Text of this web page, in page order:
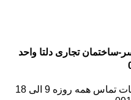
ساختمان تجاری دلتا واحد